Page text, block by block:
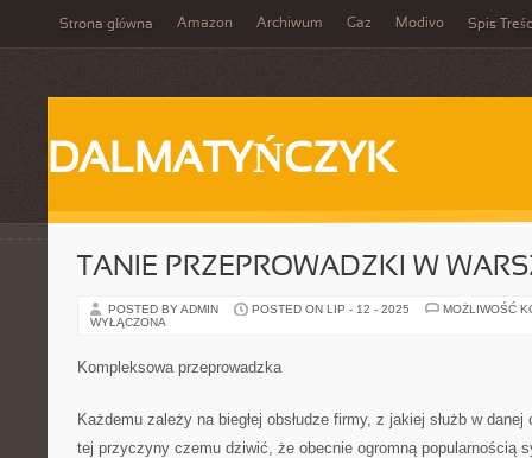
Strona główna Amazon Archiwum Gaz Modivo Spis
DALMATYŃCZYK
TANIE PRZEPROWADZKI W
POSTED BY ADMIN POSTED ON LIP - 12 - 2025
MOŻLIWOŚĆ
WYŁĄCZONA
Kompleksowa przeprowadzka
Każdemu zależy na biegłej obsłudze firmy, z jakiej służb w
tej przyczyny czemu dziwić, że obecnie ogromną popularnością